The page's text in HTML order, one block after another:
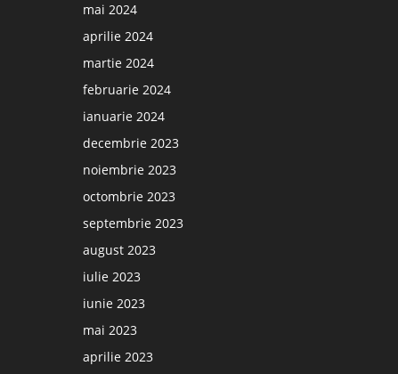
mai 2024
aprilie 2024
martie 2024
februarie 2024
ianuarie 2024
decembrie 2023
noiembrie 2023
octombrie 2023
septembrie 2023
august 2023
iulie 2023
iunie 2023
mai 2023
aprilie 2023